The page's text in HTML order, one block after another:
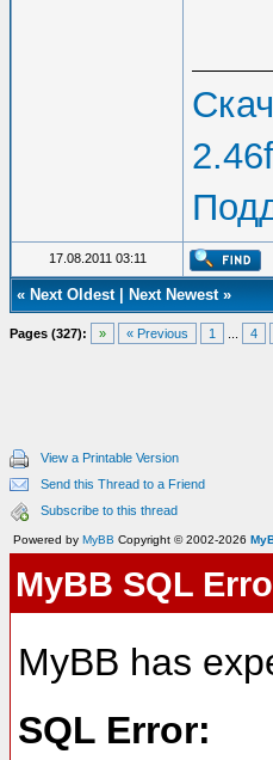
17.08.2011 03:11
« Next Oldest| Next Newest»
Pages (327): » « Previous 1 4
View a Printable Version
Send this Thread to a Friend
Subscribe to this thread
Powered by MyBB Copyright © 2002-2026
MyBB SQL
MyBB has
SQL Error: